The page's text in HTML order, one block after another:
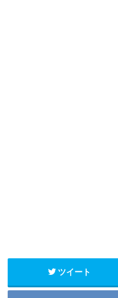
ツイート